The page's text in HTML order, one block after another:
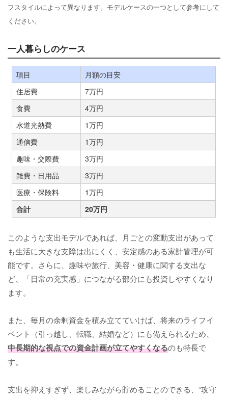
フスタイルによって異なります。モデルケースの一つとして参考にして
ください。
一人暮らしのケース
項目
月額の目安
住居費
7万円
食費
4万円
水道光熱費
1万円
通信費
1万円
趣味・交際費
3万円
雑費・日用品
3万円
医療・保険料
1万円
合計
20万円
このような支出モデルであれば、月ごとの変動支出があって
も生活に大きな支障は出にくく、安定感のある家計管理が可
能です。さらに、趣味や旅行、美容・健康に関する支出な
ど、「日常の充実感」につながる部分にも投資しやすくなり
ます。
また、毎月の余剰資金を積み立てていけば、将来のライフイ
ベント（引っ越し、転職、結婚など）にも備えられるため、
中長期的な視点での資金計画が立てやすくなるのも特長で
す。
支出を抑えすぎず、楽しみながら貯めることのできる、“攻守